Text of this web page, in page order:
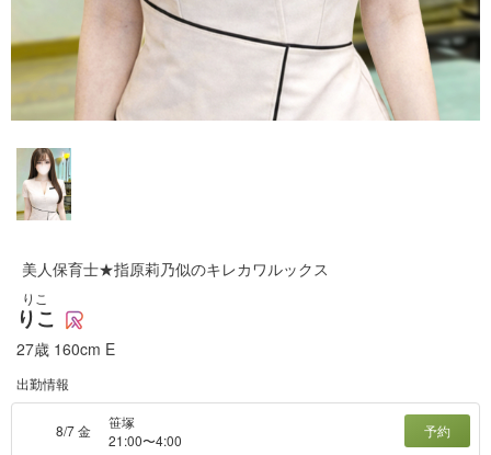
美人保育士★指原莉乃似のキレカワルックス
りこ
りこ
27歳 160cm E
出勤情報
8/7 金
笹塚
21:00〜4:00
予約